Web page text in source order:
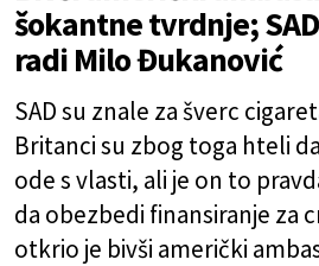
šokantne tvrdnje;
radi Milo Đukanović
SAD su znale za šverc
Britanci su zbog toga hteli
ode s vlasti, ali je on to
da obezbedi finansiranje za
otkrio je bivši američki